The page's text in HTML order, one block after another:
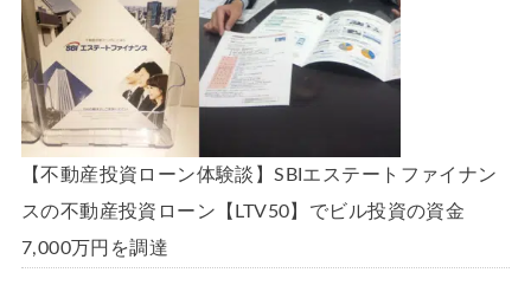
【不動産投資ローン体験談】SBIエステートファイナン
スの不動産投資ローン【LTV50】でビル投資の資金
7,000万円を調達